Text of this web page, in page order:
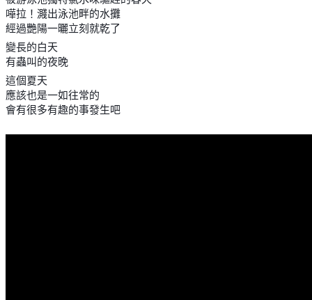
嘩拉！濺出泳池畔的水攤
經過艷陽一曬立刻就乾了
變長的白天
有蟲叫的夜晚
這個夏天
應該也是一如往常的
會有很多有趣的事發生吧